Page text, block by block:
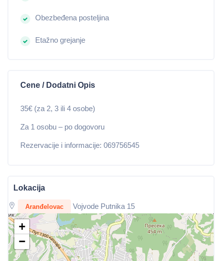
Obezbeđena posteljina
Etažno grejanje
Cene / Dodatni Opis
35€ (za 2, 3 ili 4 osobe)
Za 1 osobu – po dogovoru
Rezervacije i informacije: 069756545
Lokacija
Aranđelovac Vojvode Putnika 15
+
−